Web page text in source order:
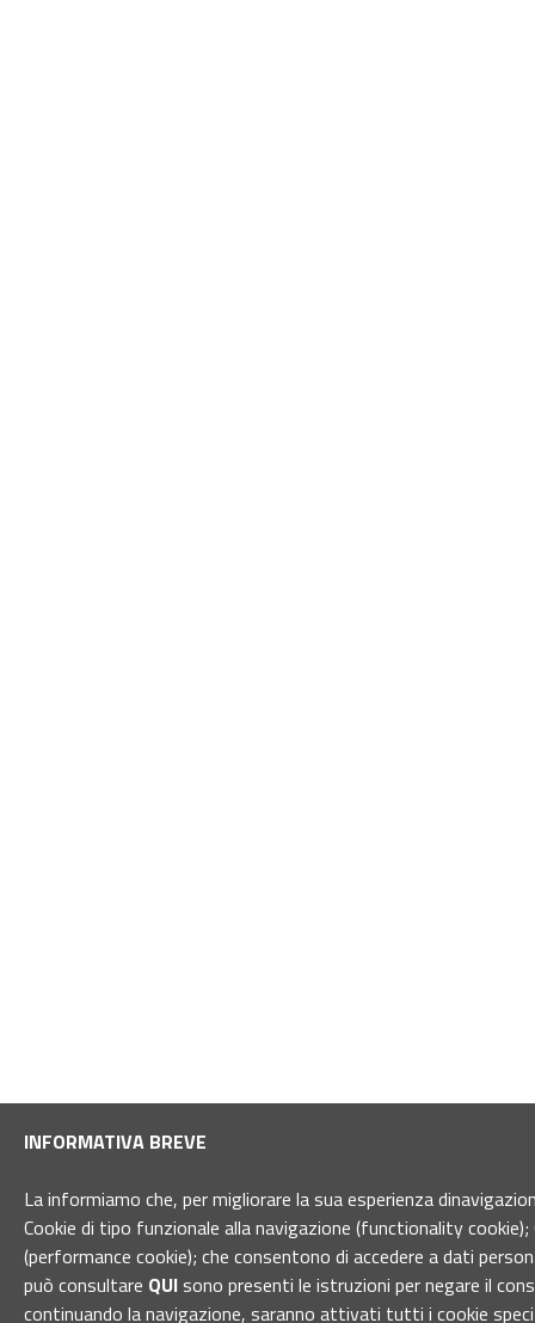
INFORMATIVA BREVE
La informiamo che, per migliorare la sua esperienza
Cookie di tipo funzionale alla navigazione (functionality
(performance cookie); che consentono di accedere a dati
può consultare QUIsono presenti le istruzioni per negare il
continuando la navigazione, saranno attivati tutti i cookie